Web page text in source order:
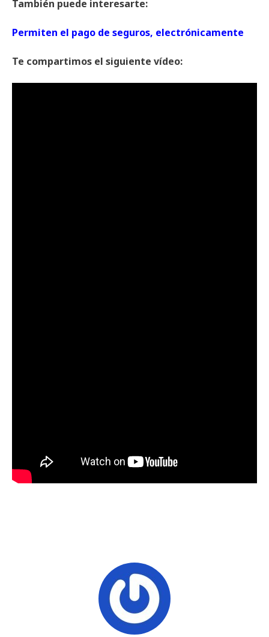
También puede interesarte:
Permiten el pago de seguros, electrónicamente
Te compartimos el siguiente vídeo: